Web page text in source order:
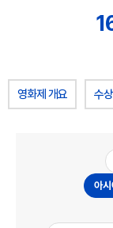
영화제 개요 수
아